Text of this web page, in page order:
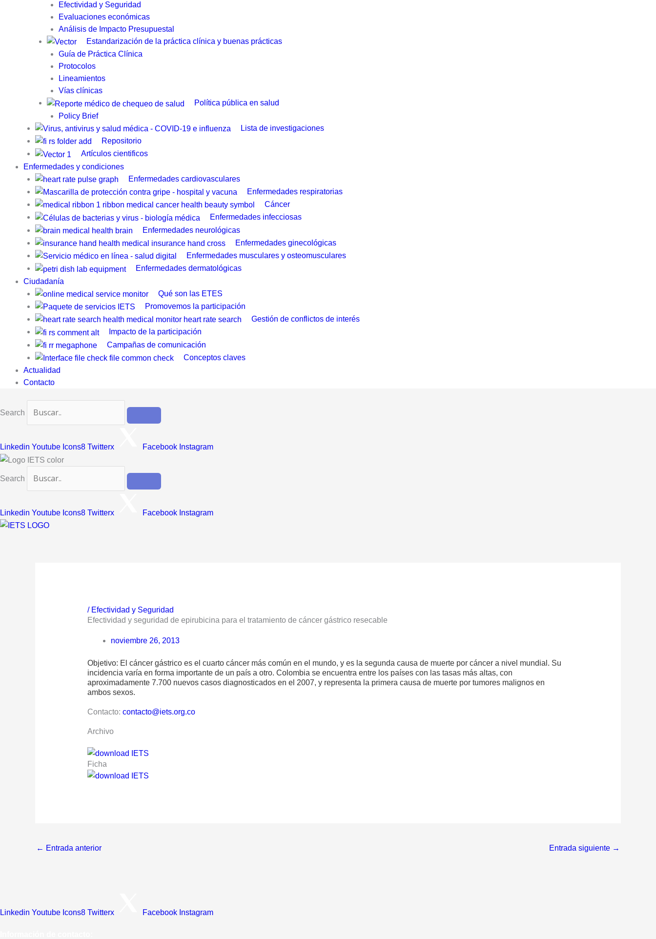
Efectividad y Seguridad
Evaluaciones económicas
Análisis de Impacto Presupuestal
Estandarización de la práctica clínica y buenas prácticas
Guía de Práctica Clínica​
Protocolos
Lineamientos
Vías clínicas
Política pública en salud
Policy Brief
Lista de investigaciones
Repositorio
Artículos cientificos
Enfermedades y condiciones
Enfermedades cardiovasculares
Enfermedades respiratorias
Cáncer
Enfermedades infecciosas
Enfermedades neurológicas
Enfermedades ginecológicas
Enfermedades musculares y osteomusculares
Enfermedades dermatológicas
Ciudadanía
Qué son las ETES
Promovemos la participación
Gestión de conflictos de interés
Impacto de la participación
Campañas de comunicación
Conceptos claves
Actualidad
Contacto
Search
Linkedin Youtube Icons8 Twitterx Facebook Instagram
Search
Linkedin Youtube Icons8 Twitterx Facebook Instagram
/ Efectividad y Seguridad
Efectividad y seguridad de epirubicina para el tratamiento de cáncer gástrico resecable
noviembre 26, 2013
Objetivo: El cáncer gástrico es el cuarto cáncer más común en el mundo, y es la segunda causa de muerte por cáncer a nivel mundial. Su
incidencia varía en forma importante de un país a otro. Colombia se encuentra entre los países con las tasas más altas, con
aproximadamente 7.700 nuevos casos diagnosticados en el 2007, y representa la primera causa de muerte por tumores malignos en
ambos sexos.
Contacto: contacto@iets.org.co
Archivo
Ficha
← Entrada anterior Entrada siguiente →
Linkedin Youtube Icons8 Twitterx Facebook Instagram